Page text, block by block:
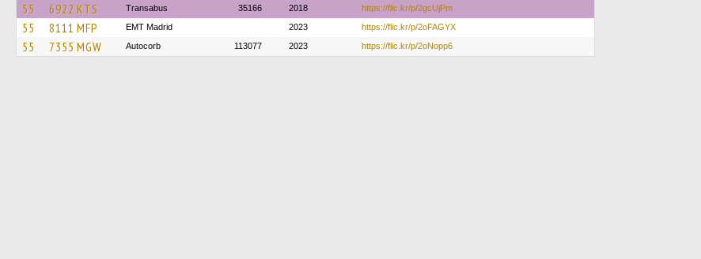
55 6922 KTS Transabus 35166 2018 https://flic.kr/p/2gcUjPm
55 8111 MFP EMT Madrid 2023 https://flic.kr/p/2oFAGYX
55 7355 MGW Autocorb 113077 2023 https://flic.kr/p/2oNopp6